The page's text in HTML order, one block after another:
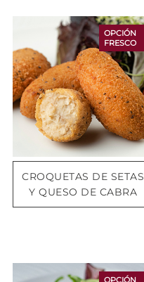
CROQUETAS DE SETAS
Y QUESO DE CABRA
OPCIÓN
FRESCO
OPCIÓN